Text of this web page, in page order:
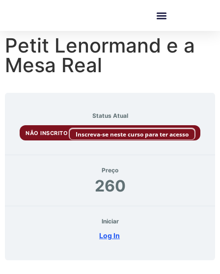
Petit Lenormand e a
Mesa Real
Status Atual
NÃO INSCRITO Inscreva-se neste curso para ter acesso
Preço
260
Iniciar
Log In